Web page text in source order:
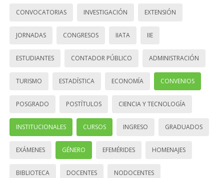
CONVOCATORIAS INVESTIGACIÓN EXTENSIÓN
JORNADAS CONGRESOS IIATA IIE
ESTUDIANTES CONTADOR PÚBLICO ADMINISTRACIÓN
TURISMO ESTADÍSTICA ECONOMÍA CONVENIOS
POSGRADO POSTÍTULOS CIENCIA Y TECNOLOGÍA
INSTITUCIONALES CURSOS INGRESO GRADUADOS
EXÁMENES GÉNERO EFEMÉRIDES HOMENAJES
BIBLIOTECA DOCENTES NODOCENTES